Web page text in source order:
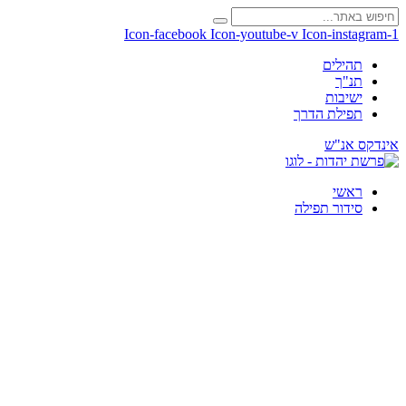
Icon-facebook Icon-youtube-v Icon-instagram-1
תהילים
תנ"ך
ישיבות
תפילת הדרך
אינדקס אנ"ש
ראשי
סידור תפילה